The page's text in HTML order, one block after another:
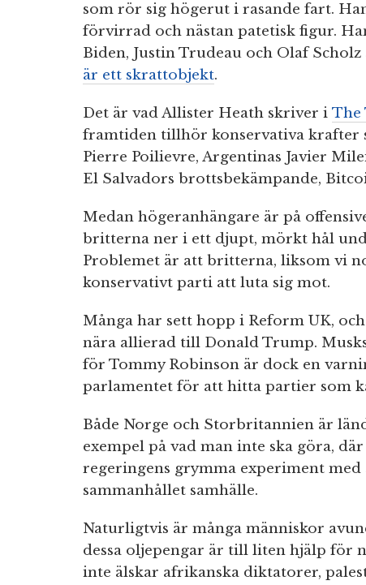
som rör sig högerut i rasande fart.
förvirrad och nästan patetisk figur.
Biden, Justin Trudeau och Olaf Scholz
är ett skrattobjekt.
Det är vad Allister Heath skriver i The
framtiden tillhör konservativa krafter
Pierre Poilievre, Argentinas Javier
El Salvadors brottsbekämpande,
Medan högeranhängare är på
britterna ner i ett djupt, mörkt hål
Problemet är att britterna, liksom vi
konservativt parti att luta sig mot.
Många har sett hopp i Reform UK,
nära allierad till Donald Trump.
för Tommy Robinson är dock en
parlamentet för att hitta partier som
Både Norge och Storbritannien är
exempel på vad man inte ska göra,
regeringens grymma experiment
sammanhållet samhälle.
Naturligtvis är många människor
dessa oljepengar är till liten hjälp för
inte älskar afrikanska diktatorer,